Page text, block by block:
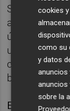
Sin embargo,
azulgrana
últimos
una reacción
crédito de
breve.
El propio
cookies
como su
y datos
anuncios
anuncios
sobre la